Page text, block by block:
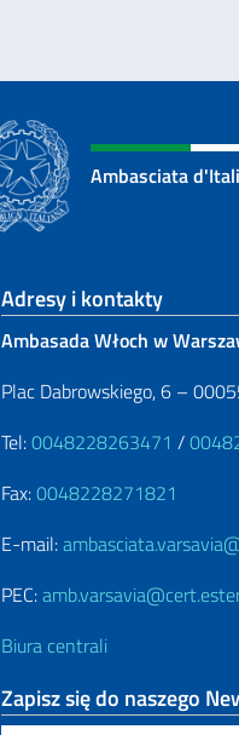
Ambasciata
Footer
Adresy i kontakty
Ambasada Włoch w
Plac Dabrowskiego, 6 –
Tel:0048228263471 /
Fax:0048228271821
E-mail:
PEC:
Biura centrali
Zapisz się do naszego